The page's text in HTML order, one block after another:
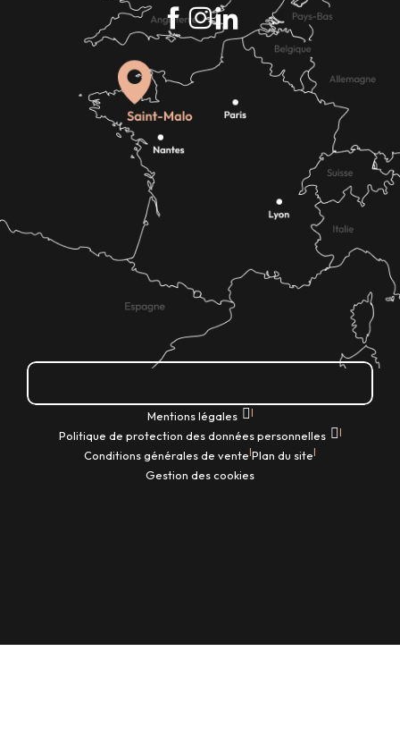
Mentions légales |
Politique de protection des données personnelles |
Conditions générales de vente|Plan du site|
Gestion des cookies